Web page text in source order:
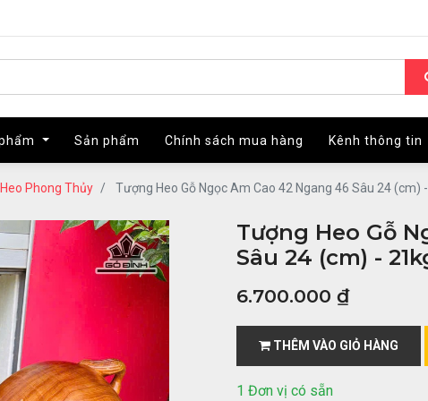
Sản phẩm Chính sách mua hàng Kênh thông tin
Sản phẩm Chính sách mua hàng Kênh thông tin
Phong Thủy Tượng Heo Gỗ Ngọc Am Cao 42 Ngang 46 Sâu 24 (cm)
Tượng Heo Gỗ
Sâu 24 (cm) -
6.700.000 ₫
THÊM VÀO GIỎ HÀNG
1 Đơn vị có sẵn